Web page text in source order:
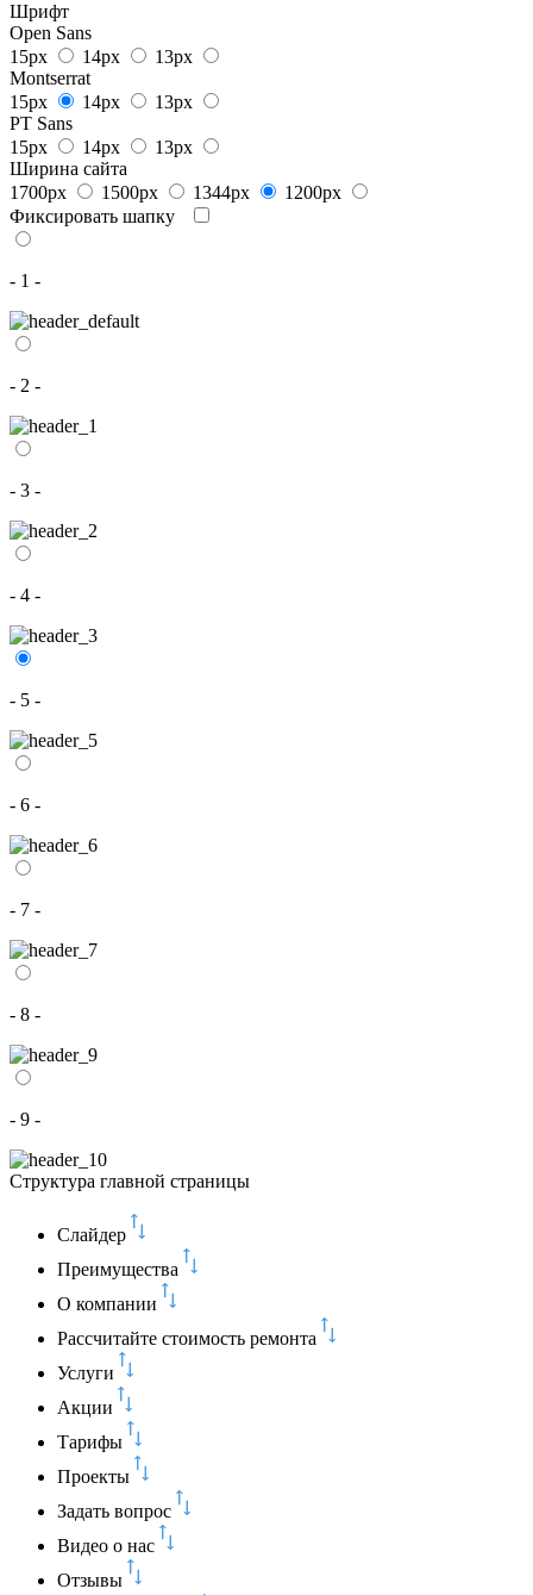
Шрифт
Open Sans
15px
14px
13px
Montserrat
15px
14px
13px
PT Sans
15px
14px
13px
Ширина сайта
1700px
1500px 1344px
1200px
Фиксировать шапку
- 1 -
- 2 -
- 3 -
- 4 -
- 5 -
- 6 -
- 7 -
- 8 -
- 9 -
Структура главной страницы
Слайдер
Преимущества
О компании
Рассчитайте стоимость ремонта
Услуги
Акции
Тарифы
Проекты
Задать вопрос
Видео о нас
Отзывы